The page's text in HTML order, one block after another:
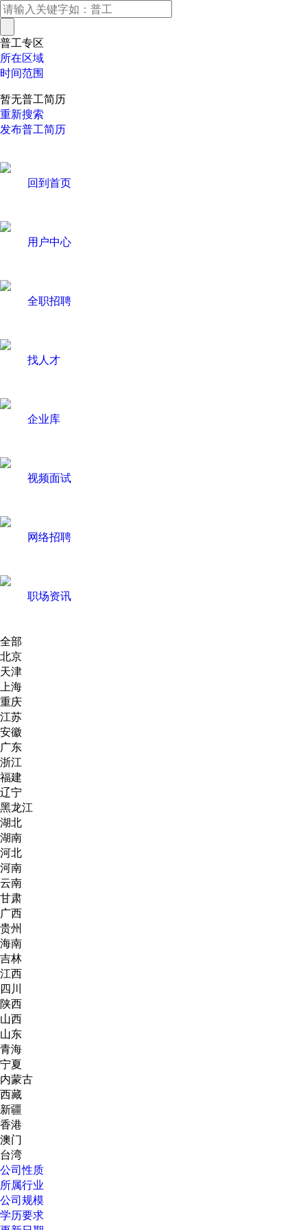
普工专区
所在区域
时间范围
暂无普工简历
重新搜索
发布普工简历
回到首页
用户中心
全职招聘
找人才
企业库
视频面试
网络招聘
职场资讯
全部
北京
天津
上海
重庆
江苏
安徽
广东
浙江
福建
辽宁
黑龙江
湖北
湖南
河北
河南
云南
甘肃
广西
贵州
海南
吉林
江西
四川
陕西
山西
山东
青海
宁夏
内蒙古
西藏
新疆
香港
澳门
台湾
公司性质
所属行业
公司规模
学历要求